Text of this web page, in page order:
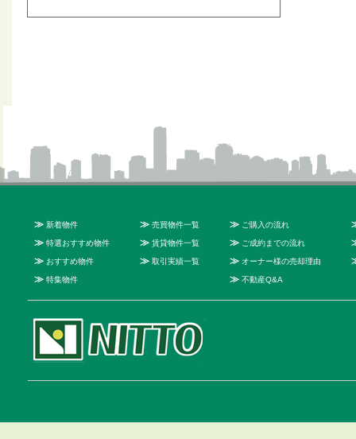
≫ 新着物件
≫ 特選おすすめ物件
≫ おすすめ物件
≫ 特集物件
≫ 売買物件一覧
≫ 賃貸物件一覧
≫ 取引実績一覧
≫ ご購入の流れ
≫ ご成約までの流れ
≫ オーナー様の売却理由
≫ 不動産Q&A